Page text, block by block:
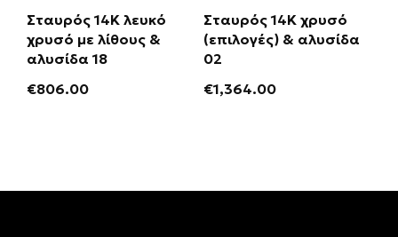
Σταυρός 14Κ λευκό
χρυσό με λίθους &
αλυσίδα 18
€806.00
Σταυρός 14Κ χρυσό
(επιλογές) & αλυσίδα
02
€1,364.00